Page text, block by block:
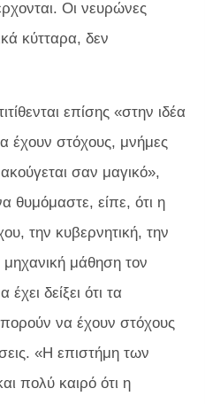
Οι νευρώνες
κύτταρα, δεν
επίσης «στην ιδέα
έχουν στόχους, μνήμες
σαν μαγικό»,
θυμόμαστε, είπε, ότι η
την κυβερνητική, την
μηχανική μάθηση τον
δείξει ότι τα
να έχουν στόχους
«Η επιστήμη των
πολύ καιρό ότι η